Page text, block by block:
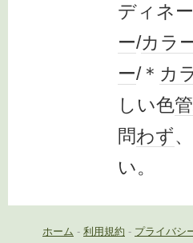
ディネ
ー/カラ
ー/＊ カ
しい色
問わず
い。
ホーム - 利用規約 - プライバシ